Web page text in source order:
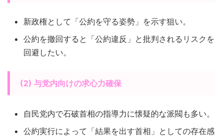
新政権として「公約を守る姿勢」を示す狙い。
公約を撤回すると「公約違反」と批判されるリスクを
回避したい。
(2) 与党内向けの求心力確保
自民党内で石破首相の指導力に懐疑的な派閥も多い。
公約実行によって「結果を出す首相」としての存在感